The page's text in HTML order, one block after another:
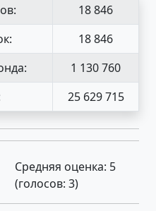
18 846
18 846
1 130 760
25 629 715
Средняя оценка: 5
(голосов: 3)